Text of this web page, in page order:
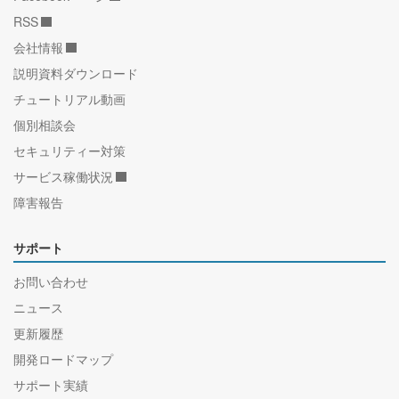
RSS
会社情報
説明資料ダウンロード
チュートリアル動画
個別相談会
セキュリティー対策
サービス稼働状況
障害報告
サポート
お問い合わせ
ニュース
更新履歴
開発ロードマップ
サポート実績